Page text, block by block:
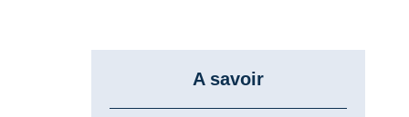
A savoir